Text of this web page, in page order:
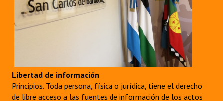
Libertad de información
Principios. Toda persona, física o jurídica, tiene el derecho
de libre acceso a las fuentes de información de los actos